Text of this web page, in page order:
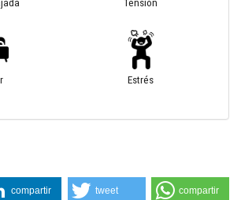
Tensión
Estrés
compartir tweet compartir